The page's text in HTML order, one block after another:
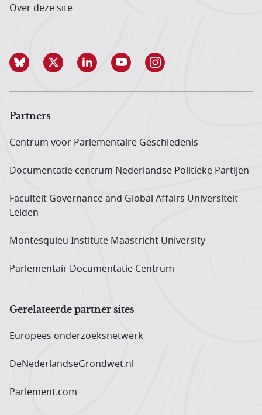
Over deze site
Partners
Centrum voor Parlementaire Geschiedenis
Documentatie centrum Neder­landse Politieke Partijen
Faculteit Governance and Global Affairs Universiteit
Leiden
Montesquieu Institute Maastricht University
Parlementair Documentatie Centrum
Gerelateerde partner sites
Europees onderzoeks­netwerk
DeNederlandseGrondwet.nl
Parlement.com